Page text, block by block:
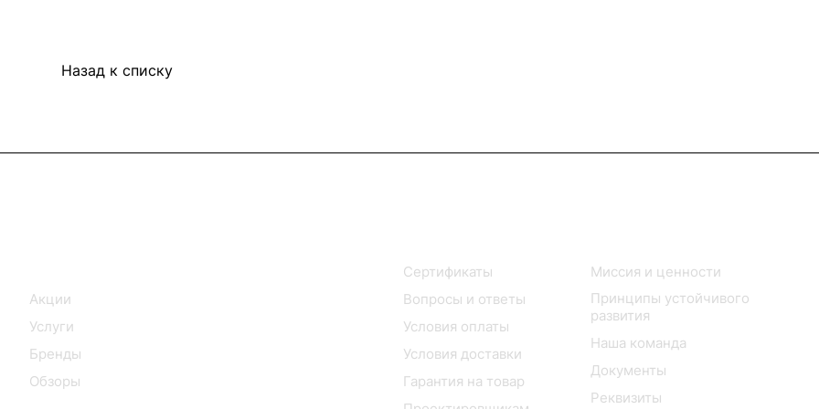
Назад к списку
Акции
Услуги
Бренды
Обзоры
Сертификаты
Вопросы и ответы
Условия оплаты
Условия доставки
Гарантия на товар
Миссия и ценности
Принципы устойчивого
развития
Наша команда
Документы
Реквизиты